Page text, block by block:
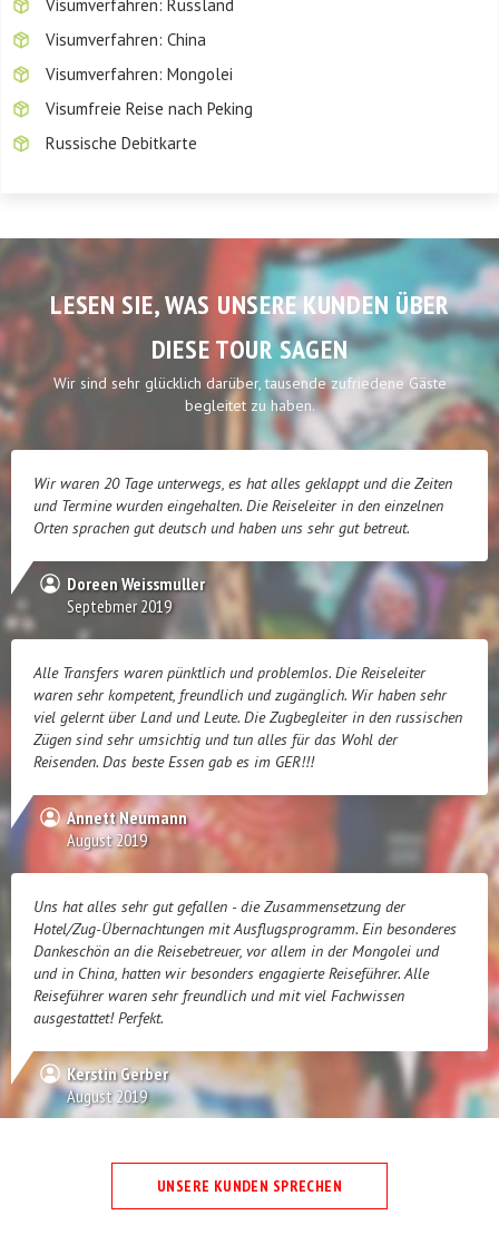
Visumverfahren: Russland
Visumverfahren: China
Visumverfahren: Mongolei
Visumfreie Reise nach Peking
Russische Debitkarte
LESEN SIE, WAS UNSERE KUNDEN ÜBER
DIESE TOUR SAGEN
Wir sind sehr glücklich darüber, tausende zufriedene Gäste
begleitet zu haben.
Wir waren 20 Tage unterwegs, es hat alles geklappt und die Zeiten
und Termine wurden eingehalten. Die Reiseleiter in den einzelnen
Orten sprachen gut deutsch und haben uns sehr gut betreut.
Doreen Weissmuller
Septebmer 2019
Alle Transfers waren pünktlich und problemlos. Die Reiseleiter
waren sehr kompetent, freundlich und zugänglich. Wir haben sehr
viel gelernt über Land und Leute. Die Zugbegleiter in den russischen
Zügen sind sehr umsichtig und tun alles für das Wohl der
Reisenden. Das beste Essen gab es im GER!!!
Annett Neumann
August 2019
Uns hat alles sehr gut gefallen - die Zusammensetzung der
Hotel/Zug-Übernachtungen mit Ausflugsprogramm. Ein besonderes
Dankeschön an die Reisebetreuer, vor allem in der Mongolei und
und in China, hatten wir besonders engagierte Reiseführer. Alle
Reiseführer waren sehr freundlich und mit viel Fachwissen
ausgestattet! Perfekt.
Kerstin Gerber
August 2019
UNSERE KUNDEN SPRECHEN